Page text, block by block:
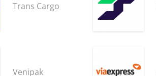
Trans Cargo
Venipak